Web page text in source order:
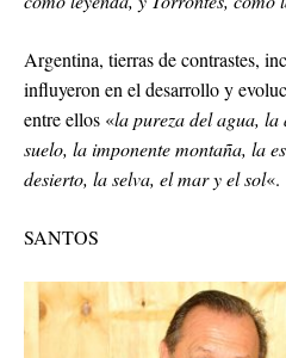
Argentina, tierras de contrastes,
influyeron en el desarrollo y
entre ellos «la pureza del agua, la
suelo, la imponente montaña, la
desierto, la selva, el mar y el sol«.
SANTOS